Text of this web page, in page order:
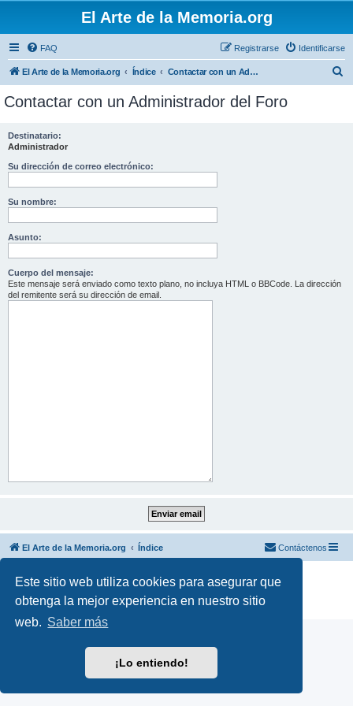
Este sitio web utiliza cookies para asegurar que
obtenga la mejor experiencia en nuestro sitio
web. Saber más
¡Lo entiendo!
El Arte de la Memoria.org
FAQ Identificarse
Registrarse
El Arte de la Memoria.org Índice Contactar con un Administrador del Foro
Contactar con un Administrador del Foro
Destinatario:
Administrador
Su dirección de correo electrónico:
Su nombre:
Asunto:
Cuerpo del mensaje:
Este mensaje será enviado como texto plano, no incluya HTML o BBCode. La dirección
del remitente será su dirección de email.
El Arte de la Memoria.org Índice Contáctenos
Desarrollado por phpBB ® Forum Software © phpBB Limited
Traducción al español por
phpBB España
Privacidad|Condiciones